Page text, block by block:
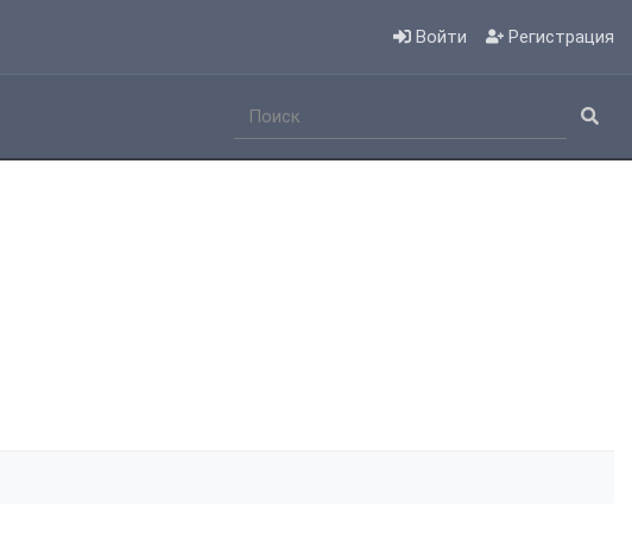
Войти Регистрация